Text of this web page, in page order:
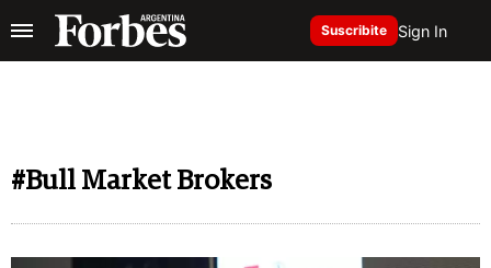
Suscribite Sign In
#Bull Market Brokers